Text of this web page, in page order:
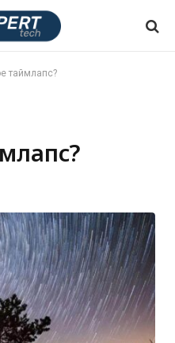
таймлапс?